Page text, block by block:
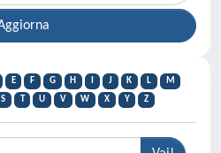
E F G H J K L
M
S T U V W X Y Z